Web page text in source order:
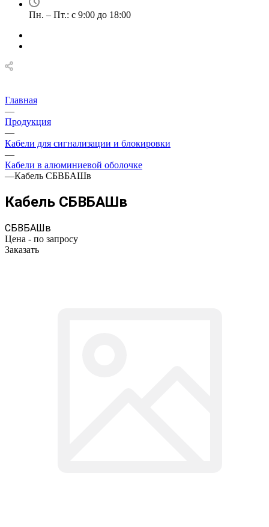
Пн. – Пт.: с 9:00 до 18:00
Главная
—
Продукция
—
Кабели для сигнализации и блокировки
—
Кабели в алюминиевой оболочке
—Кабель СБВБАШв
Кабель СБВБАШв
СБВБАШв
Цена - по запросу
Заказать